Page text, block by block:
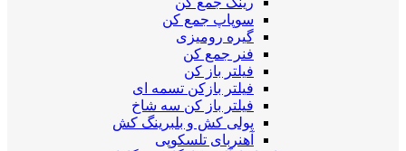
سوپاپ جمع کن
گیره رومیزی
فنر جمع کن
فیلتر باز کن
فیلتر بازکن تسمه ای
فیلتر باز کن سه شاخ
پولی کش و بلبرینگ کش
آهنربای تلسکوپی